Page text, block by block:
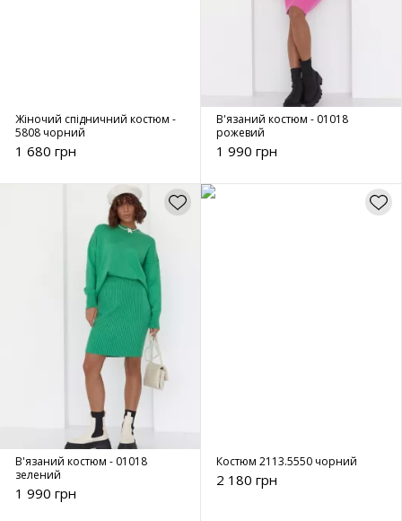
Жіночий спідничний костюм -
5808 чорний
1 680 грн
В'язаний костюм - 01018
рожевий
1 990 грн
В'язаний костюм - 01018
зелений
1 990 грн
Костюм 2113.5550 чорний
2 180 грн